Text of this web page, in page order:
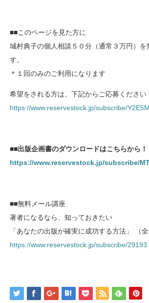
■■このページを見た方に
城村典子の個人相談５０分（通常３万円）を
す。
＊１回のみのご利用になります
希望をされる方は、下記からご応募ください
https://www.reservestock.jp/subscribe/
■■出版企画書のダウンロードはこちらから
https://www.reservestock.jp/subscribe/
■■無料メール講座
著者になるなら、知っておきたい
「あなたの出版が確実に成功する方法」 （全
https://www.reservestock.jp/subscribe/29193